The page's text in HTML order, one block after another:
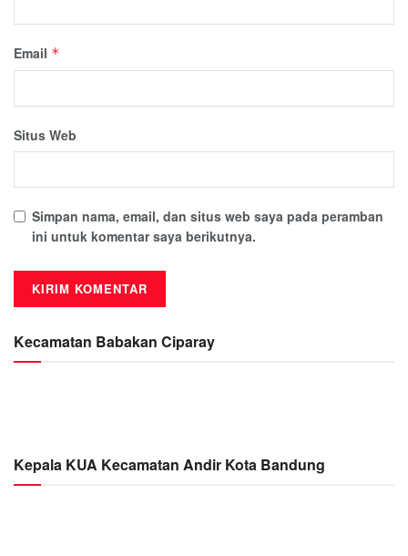
Email *
Situs Web
Simpan nama, email, dan situs web saya pada peramban
ini untuk komentar saya berikutnya.
Kecamatan Babakan Ciparay
Kepala KUA Kecamatan Andir Kota Bandung